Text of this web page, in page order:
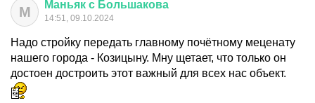
М Маньяк с Большакова
14:51, 09.10.2024
Надо стройку передать главному почётному меценату
нашего города - Козицыну. Мну щетает, что только он
достоен достроить этот важный для всех нас объект.